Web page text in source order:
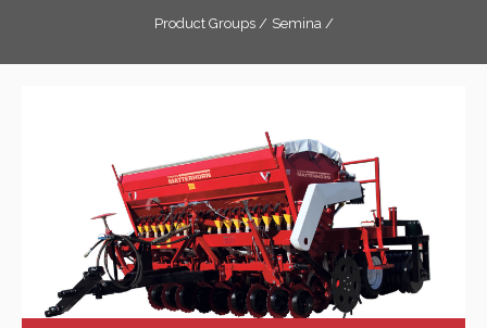
Product Groups / Semina /